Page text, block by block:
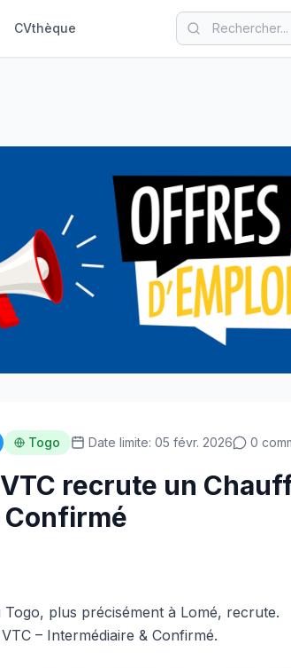
CVthèque
Togo Date limite: 05 févr. 2026 0
recrute un
Confirmé
Togo, plus précisément à Lomé, recrute.
– Intermédiaire & Confirmé.